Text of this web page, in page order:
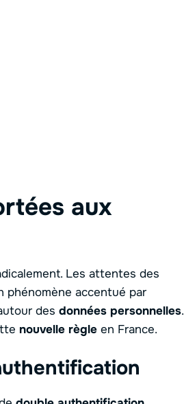
aux
Les attentes des
phénomène accentué par
des données personnelles.
nouvelle règle en France.